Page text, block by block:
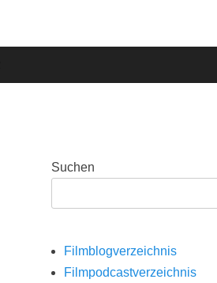
Suchen
Filmblogverzeichnis
Filmpodcastverzeichnis